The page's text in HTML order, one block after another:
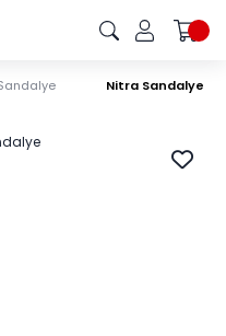
Nitra Sandalye